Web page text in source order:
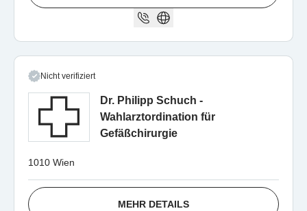
Nicht verifiziert
Dr. Philipp Schuch -
Wahlarztordination für
Gefäßchirurgie
1010 Wien
MEHR DETAILS